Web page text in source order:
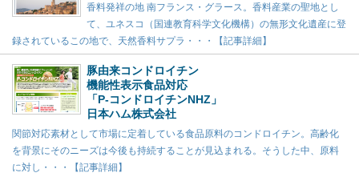
香料発祥の地 南フランス・グラース。香料産業の聖地とし
て、ユネスコ（国連教育科学文化機構）の無形文化遺産に登
録されているこの地で、天然香料サプラ・・・【記事詳細】
豚由来コンドロイチン
機能性表示食品対応
「P-コンドロイチンNHZ」
日本ハム株式会社
関節対応素材として市場に定着している食品原料のコンドロイチン。高齢化
を背景にそのニーズは今後も持続することが見込まれる。そうした中、原料
に対し・・・【記事詳細】